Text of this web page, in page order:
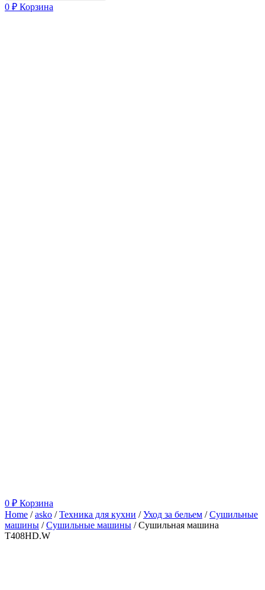
0 ₽ Корзина
0 ₽ Корзина
Home /asko /Техника для кухни /Уход за бельем /Сушильные
машины /Сушильные машины / Сушильная машина
T408HD.W